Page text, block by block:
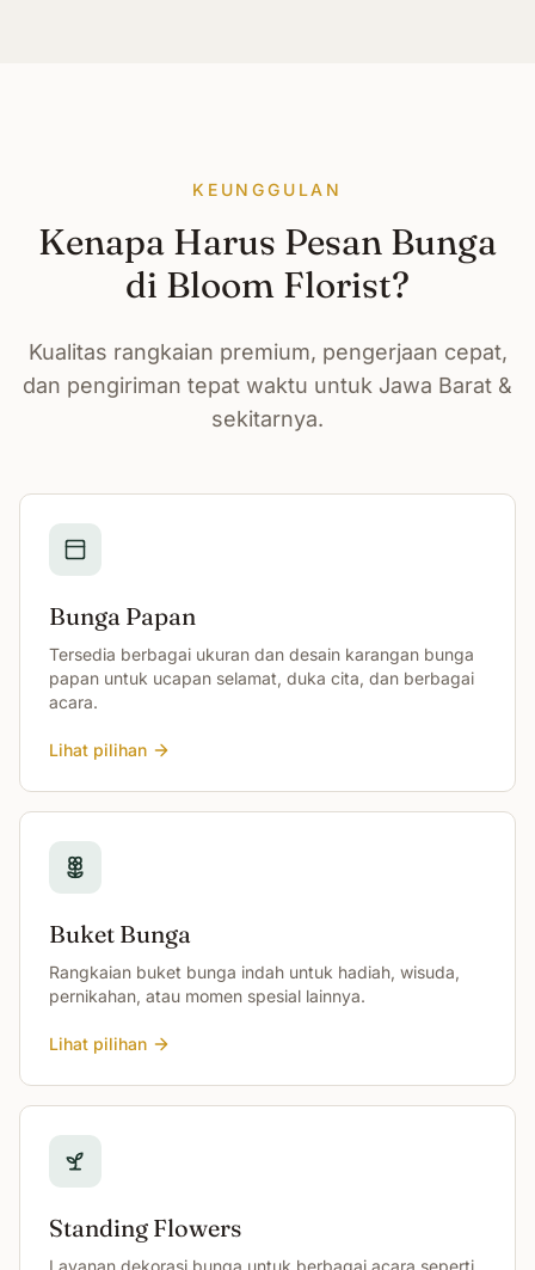
KEUNGGULAN
Kenapa Harus Pesan Bunga
di Bloom Florist?
Kualitas rangkaian premium, pengerjaan cepat,
dan pengiriman tepat waktu untuk Jawa Barat &
sekitarnya.
Bunga Papan
Tersedia berbagai ukuran dan desain karangan bunga
papan untuk ucapan selamat, duka cita, dan berbagai
acara.
Lihat pilihan
Buket Bunga
Rangkaian buket bunga indah untuk hadiah, wisuda,
pernikahan, atau momen spesial lainnya.
Lihat pilihan
Standing Flowers
Layanan dekorasi bunga untuk berbagai acara seperti